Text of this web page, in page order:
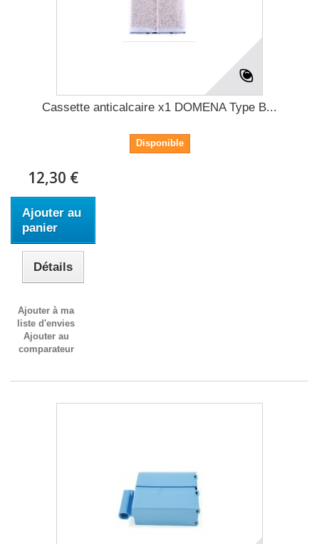
Cassette anticalcaire x1 DOMENA Type B...
Disponible
12,30 €
Ajouter au
panier
Détails
Ajouter à ma
liste d'envies
Ajouter au
comparateur